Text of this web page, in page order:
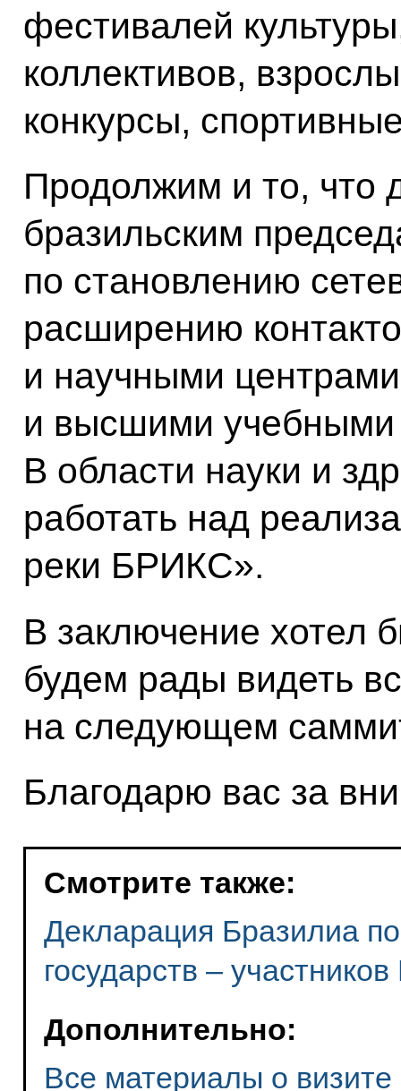
фестивалей
коллективов,
конкурсы,
Продолжим и то, что
бразильским
по становлению
расширению
и научными
и высшими учебными
В области науки и
работать над
реки БРИКС».
В заключение хотел
будем рады видеть
на следующем
Благодарю вас за
Смотрите также:
Декларация Бразилиа
государств –
Дополнительно:
Все материалы о